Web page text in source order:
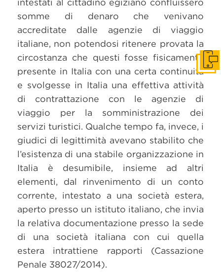
intestati al cittadino egiziano confluissero
somme di denaro che venivano
accreditate dalle agenzie di viaggio
italiane, non potendosi ritenere provata la
circostanza che questi fosse fisicamente
presente in Italia con una certa continuità
e svolgesse in Italia una effettiva attività
di contrattazione con le agenzie di
viaggio per la somministrazione dei
servizi turistici. Qualche tempo fa, invece, i
giudici di legittimità avevano stabilito che
l’esistenza di una stabile organizzazione in
Italia è desumibile, insieme ad altri
elementi, dal rinvenimento di un conto
corrente, intestato a una società estera,
aperto presso un istituto italiano, che invia
la relativa documentazione presso la sede
di una società italiana con cui quella
estera intrattiene rapporti (Cassazione
Penale 38027/2014).
Get